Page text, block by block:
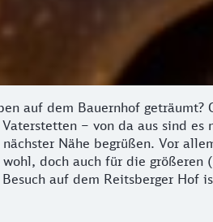
auf dem Bauernhof
– von da aus sind
Nähe begrüßen. Vor
doch auch für die
auf dem Reitsberger